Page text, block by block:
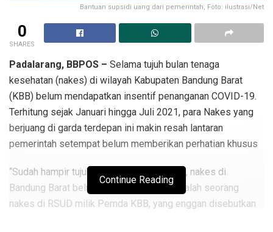
Bantuan supsidi uang dari pemerintah, Foto: ilustrasi/Net
0
SHARES
Padalarang, BBPOS – Selama tujuh bulan tenaga
kesehatan (nakes) di wilayah Kabupaten Bandung Barat
(KBB) belum mendapatkan insentif penanganan COVID-19.
Terhitung sejak Januari hingga Juli 2021, para Nakes yang
berjuang di garda terdepan ini makin resah lantaran
pemerintah setempat belum memberikan perhatian khusus
“Sudah hampir tujuh bulan ini insentif kami, nakes di
Bandung Barat belum dicairkan,” ungkap salah seorang
nakes di RSUD milik Pemda KBB, yang enggan disebutkan
Continue Reading